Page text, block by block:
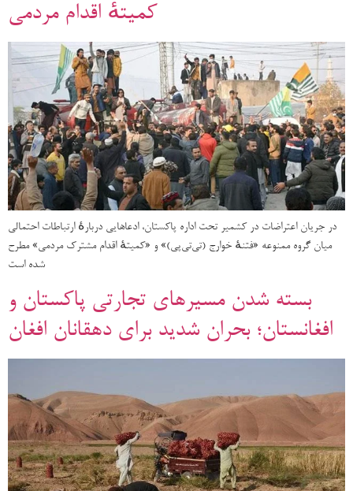
کمیتهٔ اقدام مردمی
در جریان اعتراضات در کشمیر تحت اداره پاکستان، ادعاهایی دربارهٔ ارتباطات احتمالی
میان گروه ممنوعه «فتنهٔ خوارج (تی‌تی‌پی)» و «کمیتهٔ اقدام مشترک مردمی» مطرح
شده است
بسته شدن مسیرهای تجارتی پاکستان و
افغانستان؛ بحران شدید برای دهقانان افغان